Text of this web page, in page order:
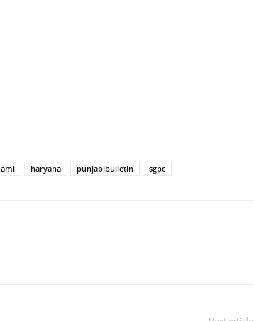
haryana punjabibulletin sgpc